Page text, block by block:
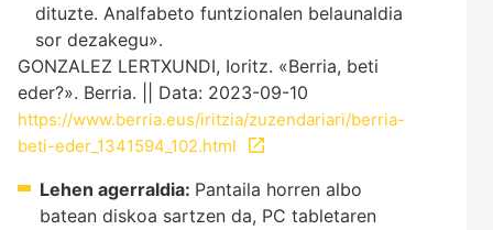
dituzte. Analfabeto funtzionalen belaunaldia
sor dezakegu».
GONZALEZ LERTXUNDI, Ioritz. «Berria, beti
eder?». Berria. || Data: 2023-09-10
https://www.berria.eus/iritzia/zuzendariari/berria-
beti-eder_1341594_102.html
Lehen agerraldia: Pantaila horren albo
batean diskoa sartzen da, PC tabletaren